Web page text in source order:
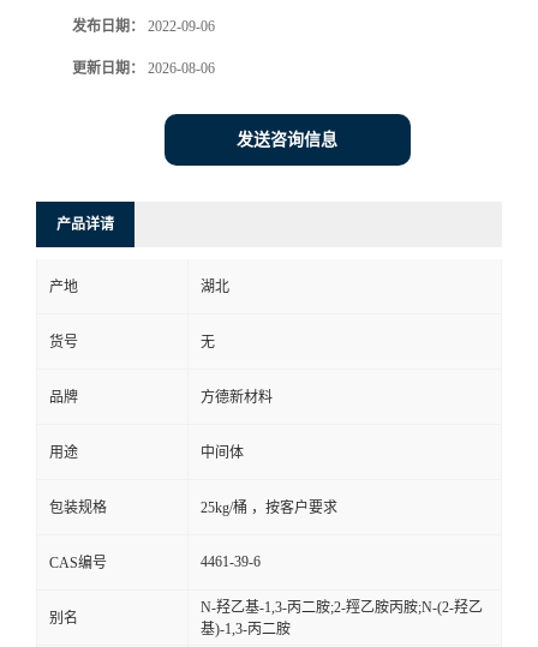
发布日期： 2022-09-06
更新日期： 2026-08-06
发送咨询信息
产品详请
产地 湖北
货号 无
品牌 方德新材料
用途 中间体
包装规格 25kg/桶 ，按客户要求
CAS编号 4461-39-6
别名
N-羟乙基-1,3-丙二胺;2-羥乙胺丙胺;N-(2-羟乙
基)-1,3-丙二胺